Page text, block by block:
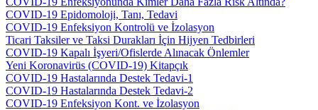
COVID-19 Epidomoloji, Tanı, Tedavi
COVID-19 Enfeksiyon Kontrolü ve İzolasyon
Ticari Taksiler ve Taksi Durakları İçin Hijyen Tedbirleri
COVID-19 Kapalı İşyeri/Ofislerde Alınacak Önlemler
Yeni Koronavirüs (COVID-19) Kitapçık
COVID-19 Hastalarında Destek Tedavi-1
COVID-19 Hastalarında Destek Tedavi-2
COVID-19 Enfeksiyon Kont. ve İzolasyon